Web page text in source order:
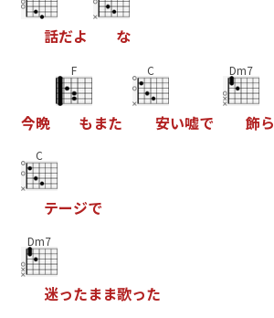
話だよ な
今晩
F
もまた
C
安い嘘で
Dm7
飾ら
C
テージで
Dm7
迷ったまま歌った